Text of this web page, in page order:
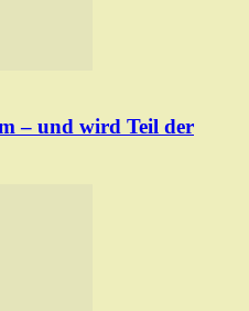
– und wird Teil der